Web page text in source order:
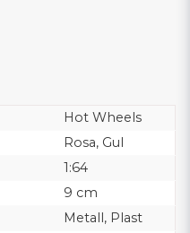
Hot Wheels
Rosa, Gul
1:64
9 cm
Metall, Plast